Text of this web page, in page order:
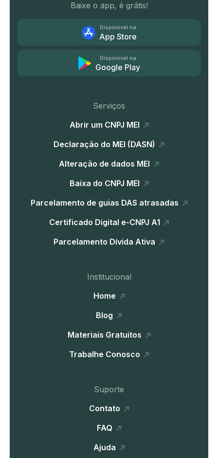
Baixe o app, é grátis!
Disponível na
App Store
Disponível na
Google Play
Serviços
Abrir um CNPJ MEI
Declaração do MEI (DASN)
Alteração de dados MEI
Baixa do CNPJ MEI
Parcelamento de guias DAS atrasadas
Certificado Digital e-CNPJ A1
Parcelamento Dívida Ativa
Institucional
Home
Blog
Materiais Gratuitos
Trabalhe Conosco
Suporte
Contato
FAQ
Ajuda